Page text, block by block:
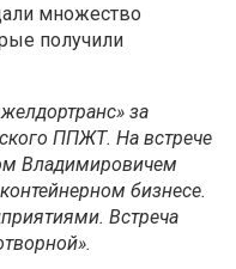
множество
получили
за
ППЖТ. На встрече
Владимировичем
бизнесе.
Встреча